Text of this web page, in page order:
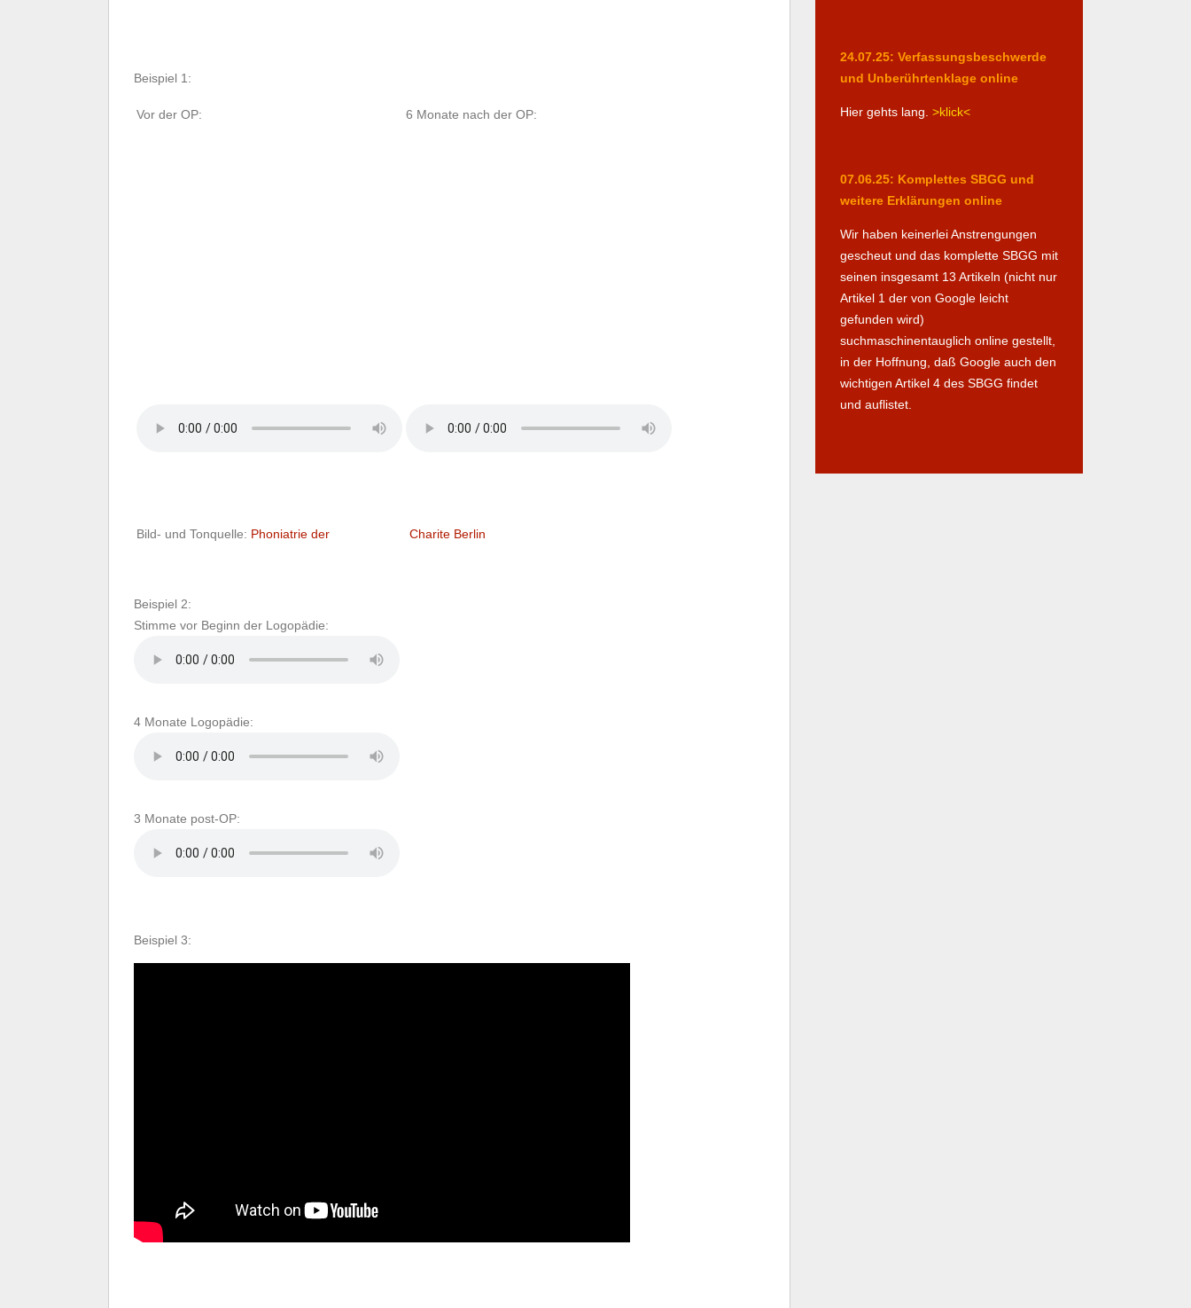
Beispiel 1:
Vor der OP: 6 Monate nach der OP:
Bild- und Tonquelle: Phoniatrie der Charite Berlin
Beispiel 2:
Stimme vor Beginn der Logopädie:
4 Monate Logopädie:
3 Monate post-OP:
Beispiel 3:
24.07.25: Verfassungsbeschwerde
und Unberührtenklage online
Hier gehts lang. >klick<
07.06.25: Komplettes SBGG und
weitere Erklärungen online
Wir haben keinerlei Anstrengungen
gescheut und das komplette SBGG mit
seinen insgesamt 13 Artikeln (nicht nur
Artikel 1 der von Google leicht
gefunden wird)
suchmaschinentauglich online gestellt,
in der Hoffnung, daß Google auch den
wichtigen Artikel 4 des SBGG findet
und auflistet.